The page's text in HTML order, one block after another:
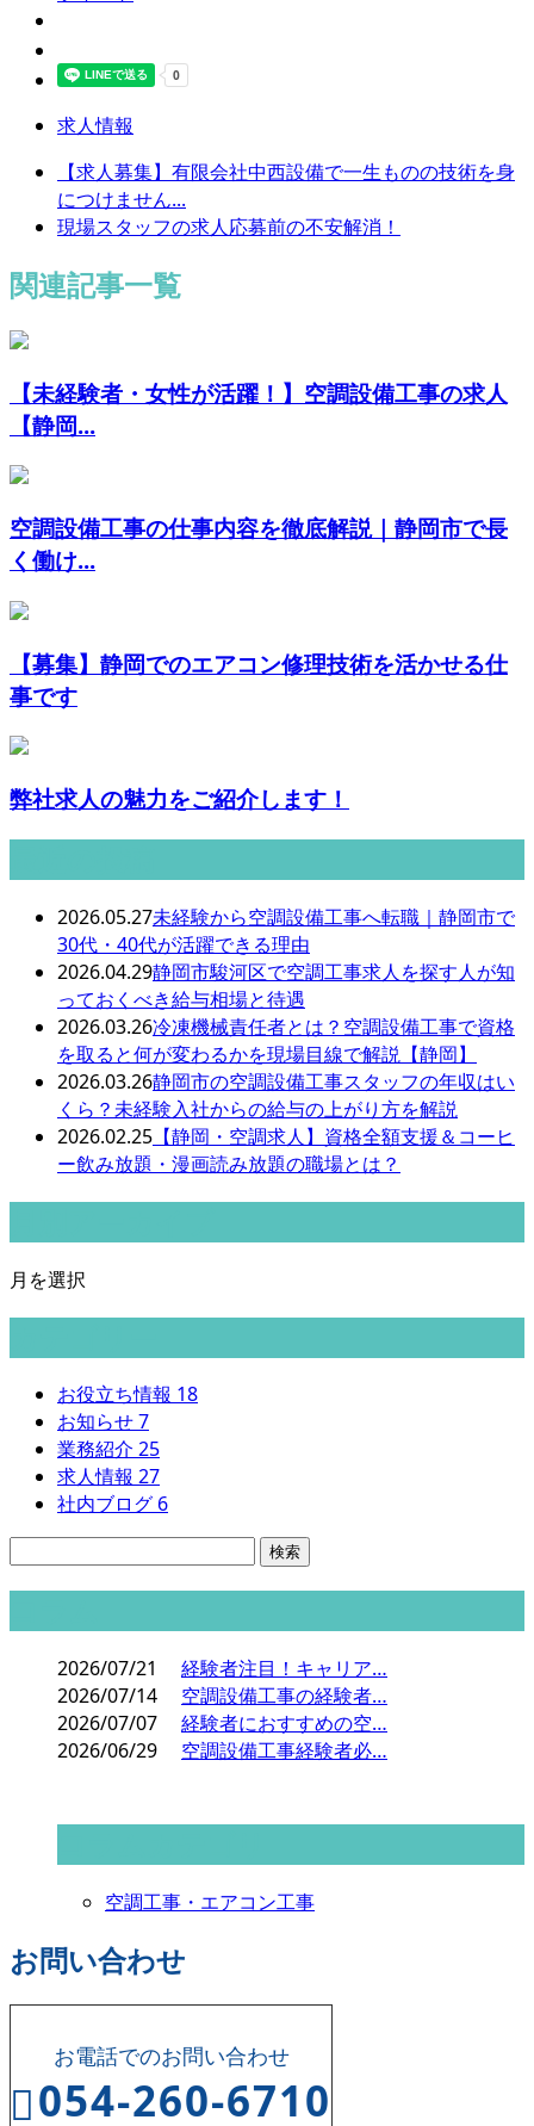
求人情報
【求人募集】有限会社中西設備で一生ものの技術を身
につけません...
現場スタッフの求人応募前の不安解消！
関連記事一覧
【未経験者・女性が活躍！】空調設備工事の求人
【静岡...
空調設備工事の仕事内容を徹底解説｜静岡市で長
く働け...
【募集】静岡でのエアコン修理技術を活かせる仕
事です
弊社求人の魅力をご紹介します！
2026.05.27未経験から空調設備工事へ転職｜静岡市で
30代・40代が活躍できる理由
2026.04.29静岡市駿河区で空調工事求人を探す人が知
っておくべき給与相場と待遇
2026.03.26冷凍機械責任者とは？空調設備工事で資格
を取ると何が変わるかを現場目線で解説【静岡】
2026.03.26静岡市の空調設備工事スタッフの年収はい
くら？未経験入社からの給与の上がり方を解説
2026.02.25 【静岡・空調求人】資格全額支援＆コーヒ
ー飲み放題・漫画読み放題の職場とは？
月を選択
お役立ち情報 18
お知らせ7
業務紹介 25
求人情報 27
社内ブログ 6
2026/07/21
経験者注目！キャリア…
2026/07/14
空調設備工事の経験者…
2026/07/07
経験者におすすめの空…
2026/06/29
空調設備工事経験者必…
空調工事・エアコン工事
お問い合わせ
お電話でのお問い合わせ
054-260-6710